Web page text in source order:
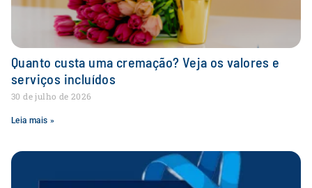
Quanto custa uma cremação? Veja os valores e
serviços incluídos
30 de julho de 2026
Leia mais »